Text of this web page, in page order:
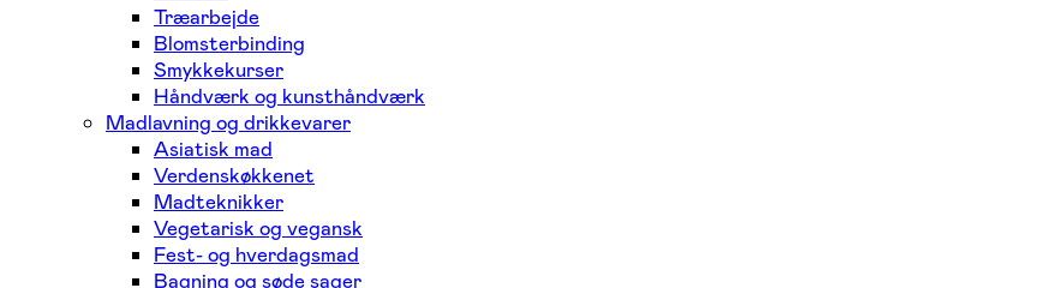
Træarbejde
Blomsterbinding
Smykkekurser
Håndværk og kunsthåndværk
Madlavning og drikkevarer
Asiatisk mad
Verdenskøkkenet
Madteknikker
Vegetarisk og vegansk
Fest- og hverdagsmad
Bagning og søde sager